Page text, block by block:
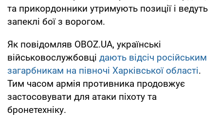
та прикордонники утримують позиції і ведуть
запеклі бої з ворогом.
Як повідомляв OBOZ.UA, українські
військовослужбовці дають відсіч російським
загарбникам на півночі Харківської області.
Тим часом армія противника продовжує
застосовувати для атаки піхоту та
бронетехніку.